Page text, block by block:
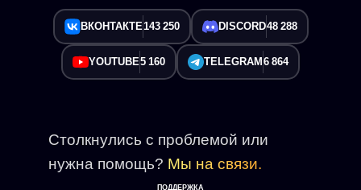
ВКОНТАКТЕ143 250 DISCORD48 288
YOUTUBE5 160 TELEGRAM 6 864
Столкнулись с проблемой или
нужна помощь? Мы на связи.
ПОДДЕРЖКА